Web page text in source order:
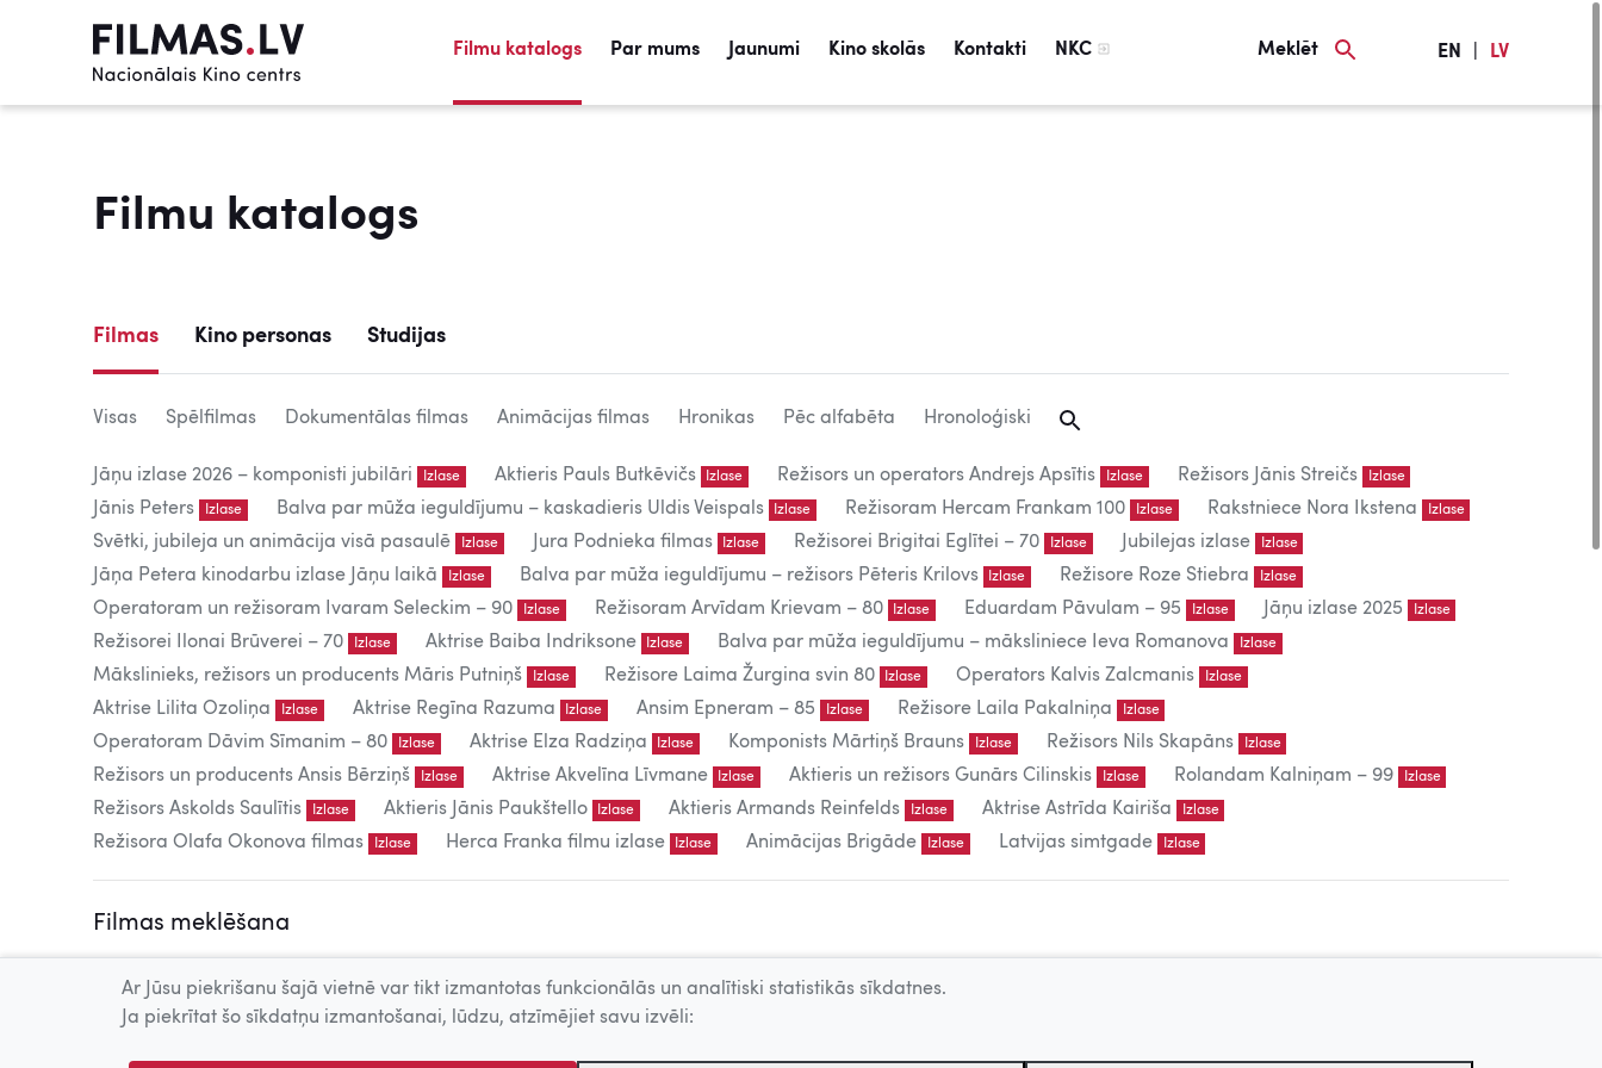
Filmu katalogs Par mums Jaunumi Kino skolās Kontakti NKC Meklēt EN LV
Filmu katalogs
Filmas Kino personas Studijas
Visas Spēlfilmas Dokumentālas filmas Animācijas filmas Hronikas Pēc alfabēta Hronoloģiski
Jāņu izlase 2026 – komponisti jubilāri Izlase Aktieris Pauls Butkēvičs Izlase Režisors un operators Andrejs Apsītis Izlase Režisors Jānis Streičs Izlase
Jānis Peters Izlase Balva par mūža ieguldījumu – kaskadieris Uldis Veispals Izlase Režisoram Hercam Frankam 100 Izlase Rakstniece Nora Ikstena Izlase
Svētki, jubileja un animācija visā pasaulē Izlase Jura Podnieka filmas Izlase Režisorei Brigitai Eglītei – 70 Izlase Jubilejas izlase Izlase
Jāņa Petera kinodarbu izlase Jāņu laikā Izlase Balva par mūža ieguldījumu – režisors Pēteris Krilovs Izlase Režisore Roze Stiebra Izlase
Operatoram un režisoram Ivaram Seleckim – 90 Izlase Režisoram Arvīdam Krievam – 80 Izlase Eduardam Pāvulam – 95 Izlase Jāņu izlase 2025 Izlase
Režisorei Ilonai Brūverei – 70 Izlase Aktrise Baiba Indriksone Izlase Balva par mūža ieguldījumu – māksliniece Ieva Romanova Izlase
Mākslinieks, režisors un producents Māris Putniņš Izlase Režisore Laima Žurgina svin 80 Izlase Operators Kalvis Zalcmanis Izlase
Aktrise Lilita Ozoliņa Izlase Aktrise Regīna Razuma Izlase Ansim Epneram – 85 Izlase Režisore Laila Pakalniņa Izlase
Operatoram Dāvim Sīmanim – 80 Izlase Aktrise Elza Radziņa Izlase Komponists Mārtiņš Brauns Izlase Režisors Nils Skapāns Izlase
Režisors un producents Ansis Bērziņš Izlase Aktrise Akvelīna Līvmane Izlase Aktieris un režisors Gunārs Cilinskis Izlase Rolandam Kalniņam – 99 Izlase
Režisors Askolds Saulītis Izlase Aktieris Jānis Paukštello Izlase Aktieris Armands Reinfelds Izlase Aktrise Astrīda Kairiša Izlase
Režisora Olafa Okonova filmas Izlase Herca Franka filmu izlase Izlase Animācijas Brigāde Izlase Latvijas simtgade Izlase
Filmas meklēšana
Ar Jūsu piekrišanu šajā vietnē var tikt izmantotas funkcionālās un analītiski statistikās sīkdatnes.
Ja piekrītat šo sīkdatņu izmantošanai, lūdzu, atzīmējiet savu izvēli: